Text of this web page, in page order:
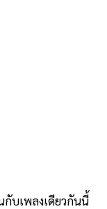
บเพลงเดียวกันนี้